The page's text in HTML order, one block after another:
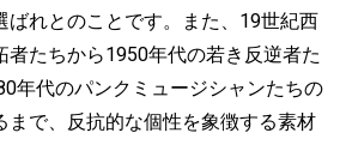
ばれとのことです。また、19世紀西
たちから1950年代の若き反逆者た
年代のパンクミュージシャンたちの
まで、反抗的な個性を象徴する素材